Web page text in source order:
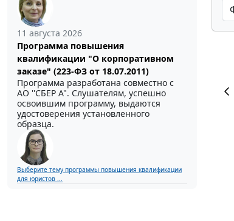
11 августа 2026
Программа повышения
квалификации "О корпоративном
заказе" (223-ФЗ от 18.07.2011)
Программа разработана совместно с
АО ''СБЕР А". Слушателям, успешно
освоившим программу, выдаются
удостоверения установленного
образца.
Выберите тему программы повышения квалификации
для юристов ...